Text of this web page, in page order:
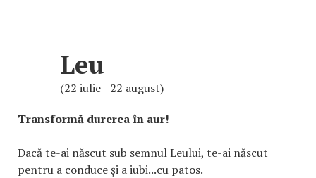
Leu
(22 iulie - 22 august)
Transformă durerea în aur!
Dacă te-ai născut sub semnul Leului, te-ai născut
pentru a conduce și a iubi...cu patos.